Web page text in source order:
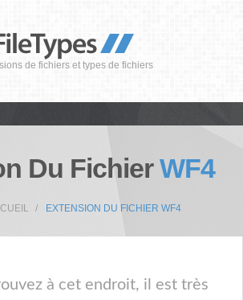
de fichiers et types de fichiers
Du FichierWF4
EXTENSION DU FICHIER WF4
à cet endroit, il est très